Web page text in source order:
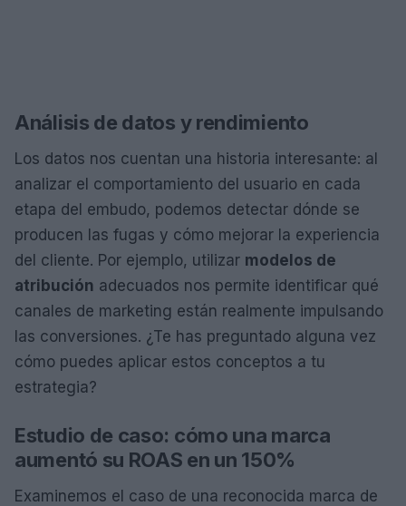
Análisis de datos y rendimiento
Los datos nos cuentan una historia interesante: al
analizar el comportamiento del usuario en cada
etapa del embudo, podemos detectar dónde se
producen las fugas y cómo mejorar la experiencia
del cliente. Por ejemplo, utilizar modelos de
atribución adecuados nos permite identificar qué
canales de marketing están realmente impulsando
las conversiones. ¿Te has preguntado alguna vez
cómo puedes aplicar estos conceptos a tu
estrategia?
Estudio de caso: cómo una marca
aumentó su ROAS en un 150%
Examinemos el caso de una reconocida marca de